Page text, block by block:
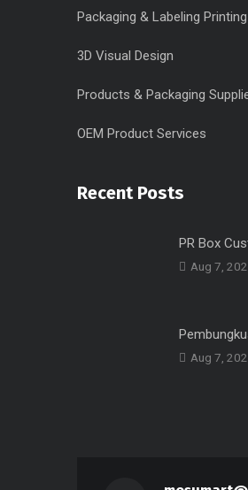
Packaging & Labeling Printing
3D Visual Design
Products & Packaging
OEM Product Services
Recent Posts
PR Box
Aug 7,
Aug 7,